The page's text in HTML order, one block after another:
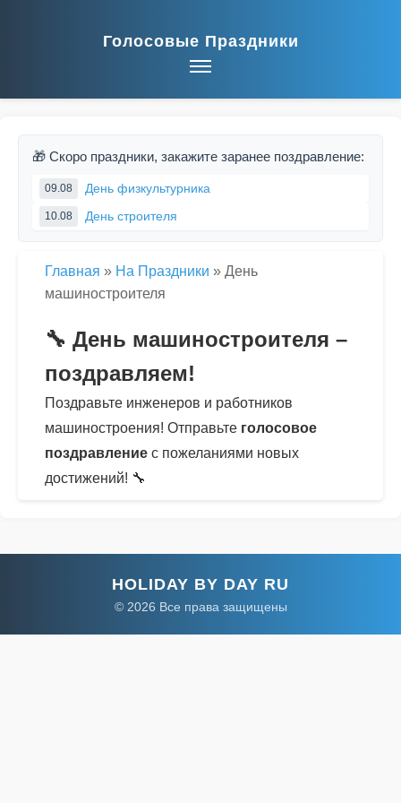
Голосовые Праздники
🎁 Скоро праздники, закажите заранее поздравление:
09.08 День физкультурника
10.08 День строителя
Главная » На Праздники » День
машиностроителя
🔧 День машиностроителя –
поздравляем!
Поздравьте инженеров и работников
машиностроения! Отправьте голосовое
поздравление с пожеланиями новых
достижений! 🔧
HOLIDAY BY DAY RU
© 2026 Все права защищены